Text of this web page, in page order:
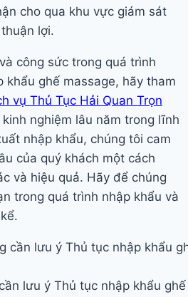
cho qua khu vực giám sát
lợi.
công sức trong quá trình
khẩu ghế massage, hãy tham
vụ Thủ Tục Hải Quan Trọn
nghiệm lâu năm trong lĩnh
nhập khẩu, chúng tôi cam
của quý khách một cách
và hiệu quả. Hãy để chúng
trong quá trình nhập khẩu và
lưu ý Thủ tục nhập khẩu